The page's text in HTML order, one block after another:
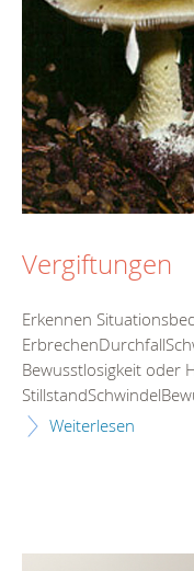
Vergiftungen
Erkennen
Bewusstlosigkeit oder
Weiterlesen